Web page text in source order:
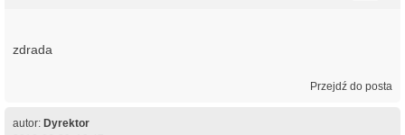
zdrada
Przejdź do posta
autor: Dyrektor